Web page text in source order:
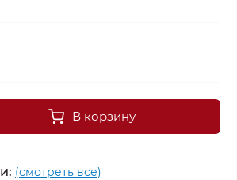
В корзину
(смотреть все)